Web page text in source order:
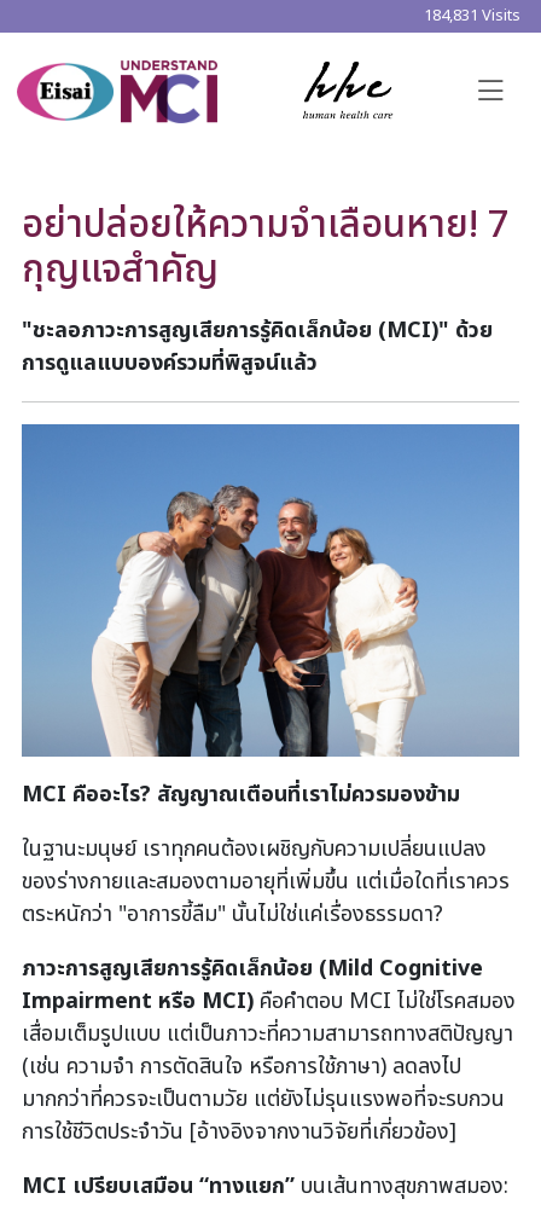
184,831 Visits
อย่าปล่อยให้ความจำเลือนหาย! 7
กุญแจสำคัญ
"ชะลอภาวะการสูญเสียการรู้คิดเล็กน้อย (MCI)" ด้วย
การดูแลแบบองค์รวมที่พิสูจน์แล้ว
MCI คืออะไร? สัญญาณเตือนที่เราไม่ควรมองข้าม
ในฐานะมนุษย์ เราทุกคนต้องเผชิญกับความเปลี่ยนแปลง
ของร่างกายและสมองตามอายุที่เพิ่มขึ้น แต่เมื่อใดที่เราควร
ตระหนักว่า "อาการขี้ลืม" นั้นไม่ใช่แค่เรื่องธรรมดา?
ภาวะการสูญเสียการรู้คิดเล็กน้อย (Mild Cognitive
Impairment หรือ MCI) คือคำตอบ MCI ไม่ใช่โรคสมอง
เสื่อมเต็มรูปแบบ แต่เป็นภาวะที่ความสามารถทางสติปัญญา
(เช่น ความจำ การตัดสินใจ หรือการใช้ภาษา) ลดลงไป
มากกว่าที่ควรจะเป็นตามวัย แต่ยังไม่รุนแรงพอที่จะรบกวน
การใช้ชีวิตประจำวัน [อ้างอิงจากงานวิจัยที่เกี่ยวข้อง]
MCI เปรียบเสมือน “ทางแยก” บนเส้นทางสุขภาพสมอง: